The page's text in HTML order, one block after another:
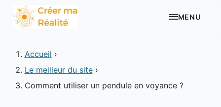
MENU
Accueil ›
Le meilleur du site ›
Comment utiliser un pendule en voyance ?